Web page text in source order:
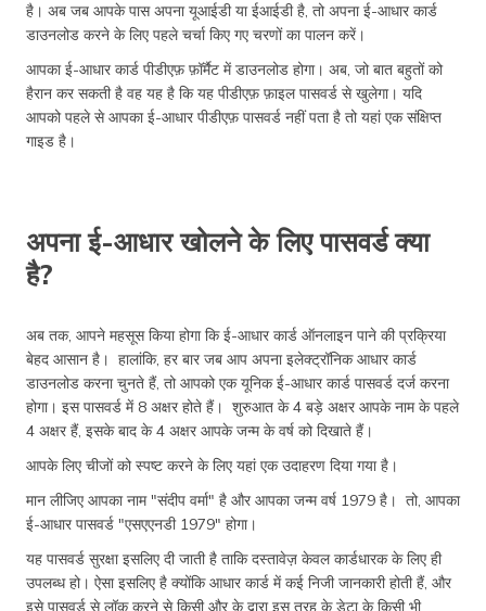
है। अब जब आपके पास अपना यूआईडी या ईआईडी है, तो अपना ई-आधार कार्ड
डाउनलोड करने के लिए पहले चर्चा किए गए चरणों का पालन करें।
आपका ई-आधार कार्ड पीडीएफ़ फ़ॉर्मैट में डाउनलोड होगा। अब, जो बात बहुतों को
हैरान कर सकती है वह यह है कि यह पीडीएफ़ फ़ाइल पासवर्ड से खुलेगा। यदि
आपको पहले से आपका ई-आधार पीडीएफ़ पासवर्ड नहीं पता है तो यहां एक संक्षिप्त
गाइड है।
अपना ई-आधार खोलने के लिए पासवर्ड क्या
है?
अब तक, आपने महसूस किया होगा कि ई-आधार कार्ड ऑनलाइन पाने की प्रक्रिया
बेहद आसान है। हालांकि, हर बार जब आप अपना इलेक्ट्रॉनिक आधार कार्ड
डाउनलोड करना चुनते हैं, तो आपको एक यूनिक ई-आधार कार्ड पासवर्ड दर्ज करना
होगा। इस पासवर्ड में 8 अक्षर होते हैं। शुरुआत के 4 बड़े अक्षर आपके नाम के पहले
4 अक्षर हैं, इसके बाद के 4 अक्षर आपके जन्म के वर्ष को दिखाते हैं।
आपके लिए चीजों को स्पष्ट करने के लिए यहां एक उदाहरण दिया गया है।
मान लीजिए आपका नाम "संदीप वर्मा" है और आपका जन्म वर्ष 1979 है। तो, आपका
ई-आधार पासवर्ड "एसएएनडी 1979" होगा।
यह पासवर्ड सुरक्षा इसलिए दी जाती है ताकि दस्तावेज़ केवल कार्डधारक के लिए ही
उपलब्ध हो। ऐसा इसलिए है क्योंकि आधार कार्ड में कई निजी जानकारी होती हैं, और
इसे पासवर्ड से लॉक करने से किसी और के द्वारा इस तरह के डेटा के किसी भी